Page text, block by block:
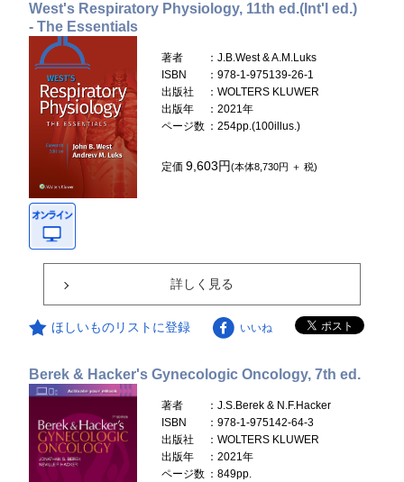
West's Respiratory Physiology, 11th ed.(Int'l ed.)
- The Essentials
著者
：J.B.West & A.M.Luks
ISBN
：978-1-975139-26-1
出版社
：WOLTERS KLUWER
出版年
：2021年
ページ数 ：254pp.(100illus.)
定価9,603円(本体8,730円 ＋ 税)
詳しく見る
ほしいものリストに登録 いいね
Berek & Hacker's Gynecologic Oncology, 7th ed.
著者
：J.S.Berek & N.F.Hacker
ISBN
：978-1-975142-64-3
出版社
：WOLTERS KLUWER
出版年
：2021年
ページ数 ：849pp.